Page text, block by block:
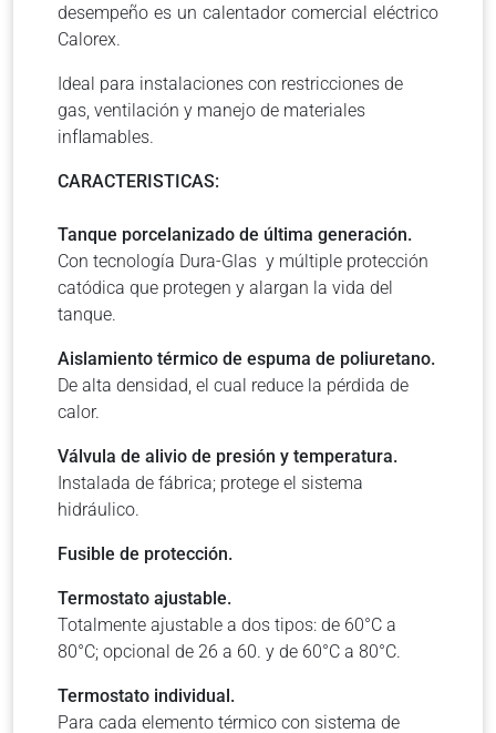
desempeño es un calentador comercial eléctrico
Calorex.
Ideal para instalaciones con restricciones de
gas, ventilación y manejo de materiales
inﬂamables.
CARACTERISTICAS:
Tanque porcelanizado de última generación.
Con tecnología Dura-Glas y múltiple protección
catódica que protegen y alargan la vida del
tanque.
Aislamiento térmico de espuma de poliuretano.
De alta densidad, el cual reduce la pérdida de
calor.
Válvula de alivio de presión y temperatura.
Instalada de fábrica; protege el sistema
hidráulico.
Fusible de protección.
Termostato ajustable.
Totalmente ajustable a dos tipos: de 60°C a
80°C; opcional de 26 a 60. y de 60°C a 80°C.
Termostato individual.
Para cada elemento térmico con sistema de